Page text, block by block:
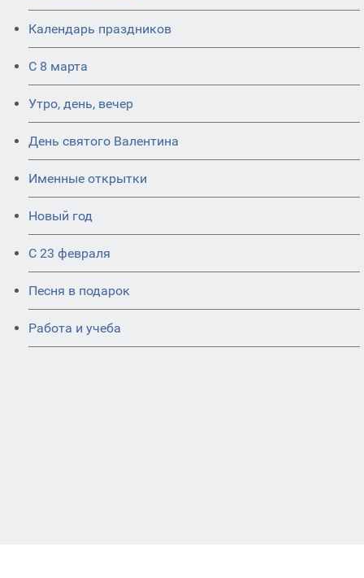
Календарь праздников
С 8 марта
Утро, день, вечер
День святого Валентина
Именные открытки
Новый год
С 23 февраля
Песня в подарок
Работа и учеба